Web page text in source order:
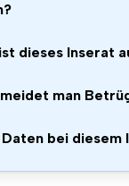
dieses Inserat
man
Daten bei diesem